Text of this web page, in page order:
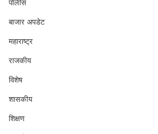
पोलीस
बाजार अपडेट
महाराष्ट्र
राजकीय
विशेष
शासकीय
शिक्षण